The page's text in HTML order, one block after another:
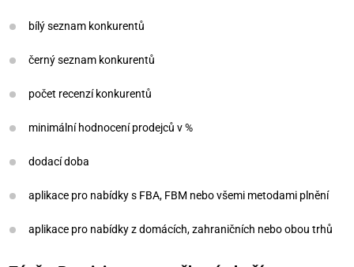
bílý seznam konkurentů
černý seznam konkurentů
počet recenzí konkurentů
minimální hodnocení prodejců v %
dodací doba
aplikace pro nabídky s FBA, FBM nebo všemi metodami plnění
aplikace pro nabídky z domácích, zahraničních nebo obou trhů